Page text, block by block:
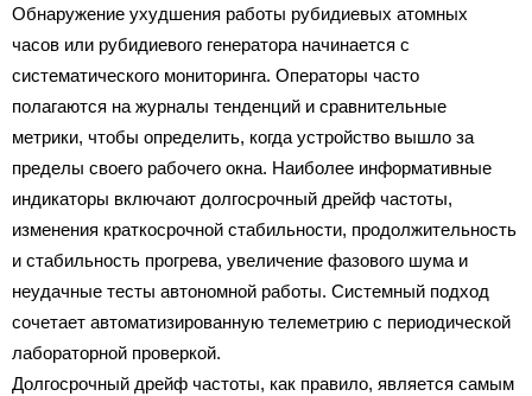
Обнаружение ухудшения работы рубидиевых атомных
часов или рубидиевого генератора начинается с
систематического мониторинга. Операторы часто
полагаются на журналы тенденций и сравнительные
метрики, чтобы определить, когда устройство вышло за
пределы своего рабочего окна. Наиболее информативные
индикаторы включают долгосрочный дрейф частоты,
изменения краткосрочной стабильности, продолжительность
и стабильность прогрева, увеличение фазового шума и
неудачные тесты автономной работы. Системный подход
сочетает автоматизированную телеметрию с периодической
лабораторной проверкой.
Долгосрочный дрейф частоты, как правило, является самым